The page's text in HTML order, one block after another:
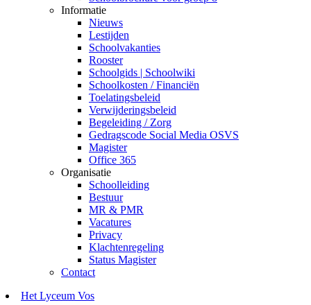
Informatie
Nieuws
Lestijden
Schoolvakanties
Rooster
Schoolgids | Schoolwiki
Schoolkosten / Financiën
Toelatingsbeleid
Verwijderingsbeleid
Begeleiding / Zorg
Gedragscode Social Media OSVS
Magister
Office 365
Organisatie
Schoolleiding
Bestuur
MR & PMR
Vacatures
Privacy
Klachtenregeling
Status Magister
Contact
Het Lyceum Vos